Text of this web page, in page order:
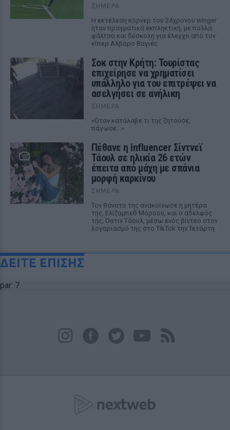
ΣΉΜΕΡΑ
Η εκτέλεση κόρνερ του 24χρονου winger
ήταν πραγματικά εκπληκτική, με πολλά
φάλτσα και δύσκολη για έλεγχο από τον
κίπερ Αλβαρο Βαγιές
Σοκ στην Κρήτη: Τουρίστας
επιχείρησε να χρηματίσει
υπάλληλο για του επιτρέψει να
ασελγήσει σε ανήλικη
ΣΉΜΕΡΑ
«Όταν κατάλαβε τι της ζητούσε,
πάγωσε...»
Πέθανε η influencer Σίντνεϊ
Τάουλ σε ηλικία 26 ετών
έπειτα από μάχη με σπάνια
μορφή καρκίνου
ΣΉΜΕΡΑ
Τον θάνατο της ανακοίνωσε η μητέρα
της, Ελίζαμπεθ Μόροου, και ο αδελφός
της, Όστιν Τάουλ, μέσω ενός βίντεο στον
λογαριασμό της στο TikTok την Τετάρτη
ΔΕΙΤΕ ΕΠΙΣΗΣ
par: 7